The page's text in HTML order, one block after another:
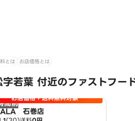
とは お店価格とは
字若葉 付近のファストフー
間前お店価格＋送料無料対象
石巻店